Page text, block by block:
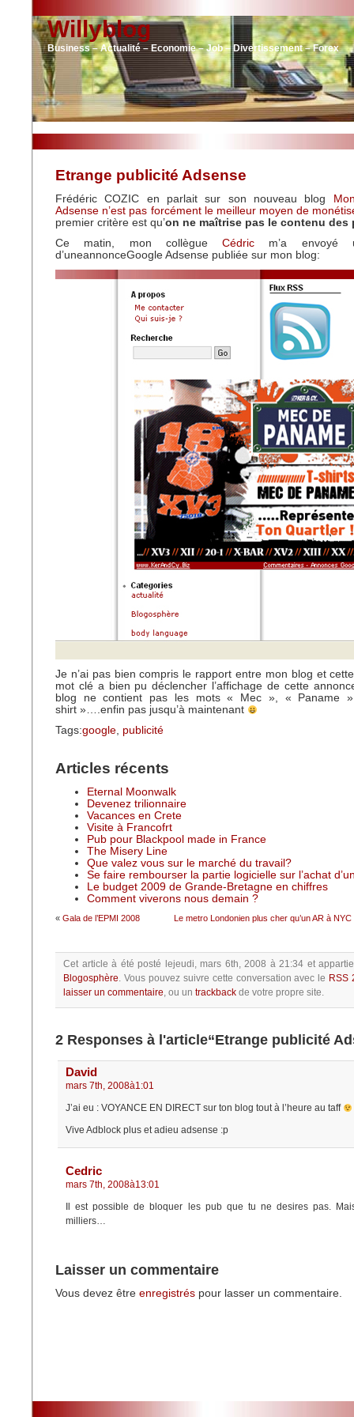
Willyblog
Business – Actualité – Economie – Job – Divertissement – Forex
Etrange publicité Adsense
Frédéric COZIC en parlait sur son nouveau blog
Adsense n’est pas forcément le meilleur moyen de
premier critère est qu’on ne maîtrise pas le contenu des
Ce matin, mon collègue Cédric m’a envoyé
d’uneannonceGoogle Adsense publiée sur mon blog:
Je n’ai pas bien compris le rapport entre mon blog et
mot clé a bien pu déclencher l’affichage de cette
blog ne contient pas les mots « Mec », « Paname
shirt »….enfin pas jusqu’à maintenant
Tags:google, publicité
Articles récents
Eternal Moonwalk
Devenez trilionnaire
Vacances en Crete
Visite à Francofrt
Pub pour Blackpool made in France
The Misery Line
Que valez vous sur le marché du travail?
Se faire rembourser la partie logicielle sur l’achat
Le budget 2009 de Grande-Bretagne en chiffres
Comment viverons nous demain ?
« Gala de l’EPMI 2008 Le metro Londonien plus cher qu’un AR à
Cet article à été posté lejeudi, mars 6th, 2008 à 21:34 et
Blogosphère. Vous pouvez suivre cette conversation avec le RSS
laisser un commentaire, ou un trackback de votre propre site.
2 Responses à l'article“Etrange publicité
David
mars 7th, 2008à1:01
J’ai eu : VOYANCE EN DIRECT sur ton blog tout à l’heure au taff
Vive Adblock plus et adieu adsense :p
Cedric
mars 7th, 2008à13:01
Il est possible de bloquer les pub que tu ne desires pas.
milliers…
Laisser un commentaire
Vous devez être enregistrés pour lasser un commentaire.